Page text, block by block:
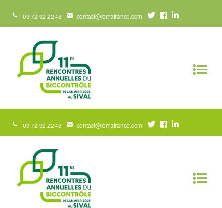
09 72 92 22 43 contact@ibmafrance.com
09 72 92 22 43 contact@ibmafrance.com